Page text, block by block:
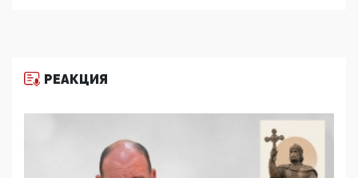
11:53, 09 Июня 2026
деятельность ИИТО ЮНЕСКО в России, но
цифроглобалисты продолжают определять
повестку в образовании
09:43, 01 Июня 2026
РЕАКЦИЯ